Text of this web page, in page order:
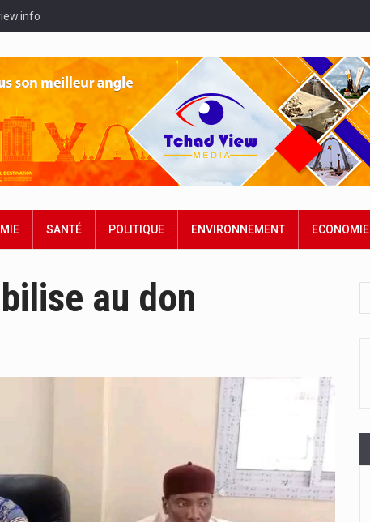
SANTÉ POLITIQUE ENVIRONNEMENT ECONOMIE
au don